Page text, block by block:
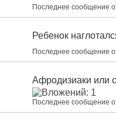
Последнее сообщение
Ребенок
Последнее сообщение
Афродизиаки или
Последнее сообщение